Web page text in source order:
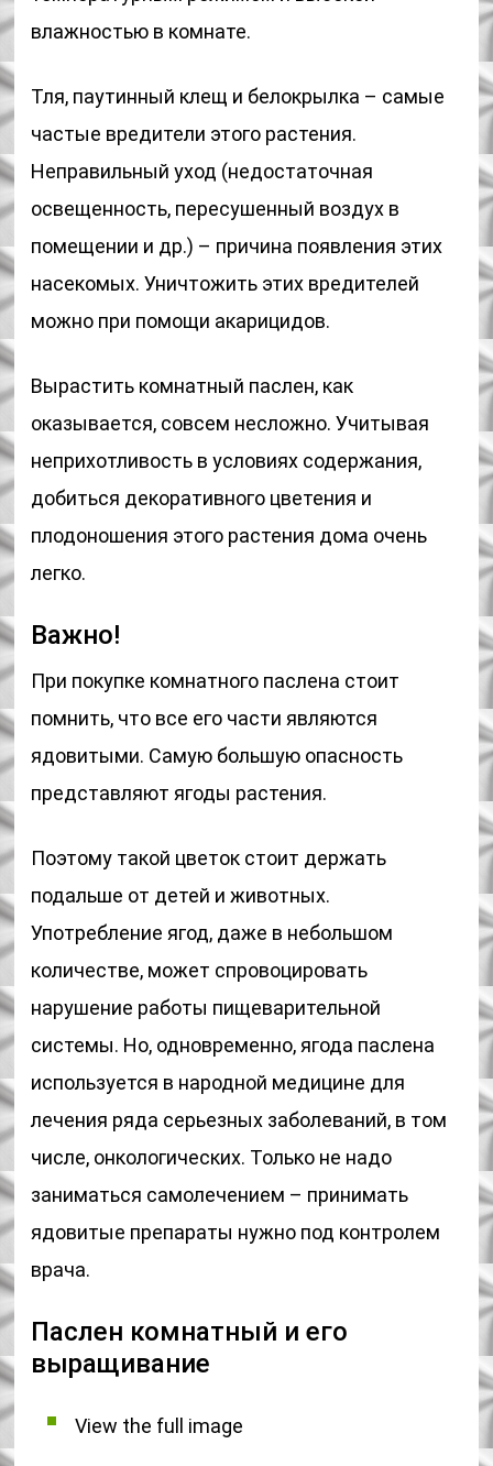
влажностью в комнате.
Тля, паутинный клещ и белокрылка – самые
частые вредители этого растения.
Неправильный уход (недостаточная
освещенность, пересушенный воздух в
помещении и др.) – причина появления этих
насекомых. Уничтожить этих вредителей
можно при помощи акарицидов.
Вырастить комнатный паслен, как
оказывается, совсем несложно. Учитывая
неприхотливость в условиях содержания,
добиться декоративного цветения и
плодоношения этого растения дома очень
легко.
Важно!
При покупке комнатного паслена стоит
помнить, что все его части являются
ядовитыми. Самую большую опасность
представляют ягоды растения.
Поэтому такой цветок стоит держать
подальше от детей и животных.
Употребление ягод, даже в небольшом
количестве, может спровоцировать
нарушение работы пищеварительной
системы. Но, одновременно, ягода паслена
используется в народной медицине для
лечения ряда серьезных заболеваний, в том
числе, онкологических. Только не надо
заниматься самолечением – принимать
ядовитые препараты нужно под контролем
врача.
Паслен комнатный и его
выращивание
View the full image